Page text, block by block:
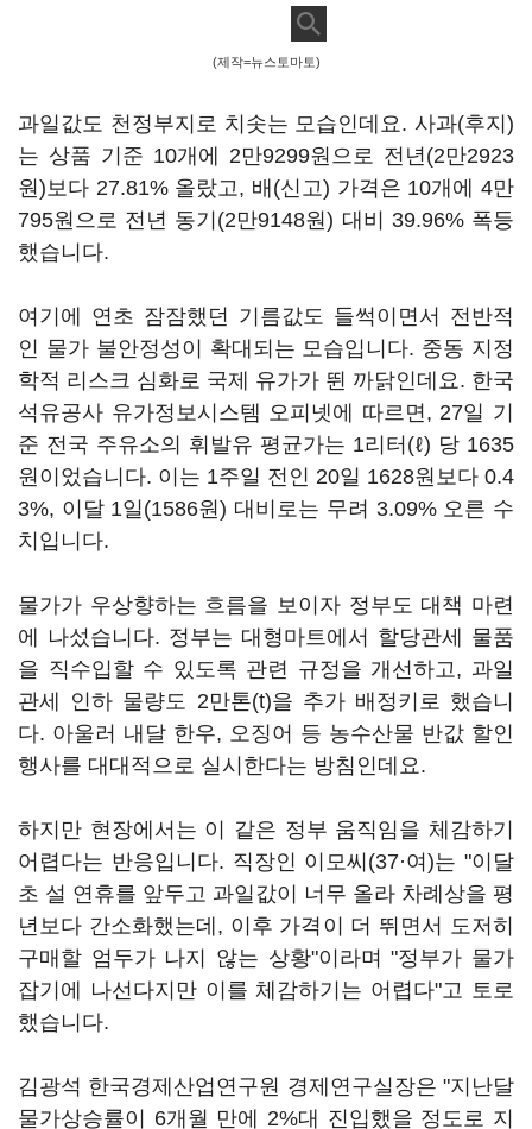
(제작=뉴스토마토)
과일값도 천정부지로 치솟는 모습인데요. 사과(후지)
는 상품 기준 10개에 2만9299원으로 전년(2만2923
원)보다 27.81% 올랐고, 배(신고) 가격은 10개에 4만
795원으로 전년 동기(2만9148원) 대비 39.96% 폭등
했습니다.
여기에 연초 잠잠했던 기름값도 들썩이면서 전반적
인 물가 불안정성이 확대되는 모습입니다. 중동 지정
학적 리스크 심화로 국제 유가가 뛴 까닭인데요. 한국
석유공사 유가정보시스템 오피넷에 따르면, 27일 기
준 전국 주유소의 휘발유 평균가는 1리터(ℓ) 당 1635
원이었습니다. 이는 1주일 전인 20일 1628원보다 0.4
3%, 이달 1일(1586원) 대비로는 무려 3.09% 오른 수
치입니다.
물가가 우상향하는 흐름을 보이자 정부도 대책 마련
에 나섰습니다. 정부는 대형마트에서 할당관세 물품
을 직수입할 수 있도록 관련 규정을 개선하고, 과일
관세 인하 물량도 2만톤(t)을 추가 배정키로 했습니
다. 아울러 내달 한우, 오징어 등 농수산물 반값 할인
행사를 대대적으로 실시한다는 방침인데요.
하지만 현장에서는 이 같은 정부 움직임을 체감하기
어렵다는 반응입니다. 직장인 이모씨(37·여)는 "이달
초 설 연휴를 앞두고 과일값이 너무 올라 차례상을 평
년보다 간소화했는데, 이후 가격이 더 뛰면서 도저히
구매할 엄두가 나지 않는 상황"이라며 "정부가 물가
잡기에 나선다지만 이를 체감하기는 어렵다"고 토로
했습니다.
김광석 한국경제산업연구원 경제연구실장은 "지난달
물가상승률이 6개월 만에 2%대 진입했을 정도로 지